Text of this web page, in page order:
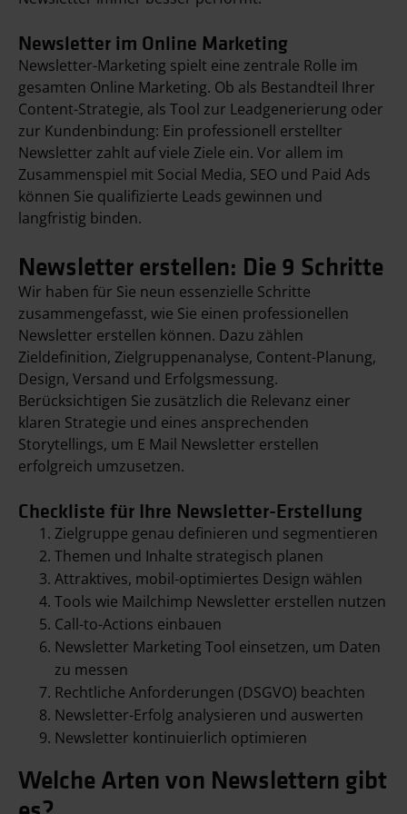
Newsletter im Online Marketing
Newsletter-Marketing spielt eine zentrale Rolle im
gesamten Online Marketing. Ob als Bestandteil Ihrer
Content-Strategie, als Tool zur Leadgenerierung oder
zur Kundenbindung: Ein professionell erstellter
Newsletter zahlt auf viele Ziele ein. Vor allem im
Zusammenspiel mit Social Media, SEO und Paid Ads
können Sie qualifizierte Leads gewinnen und
langfristig binden.
Newsletter erstellen: Die 9 Schritte
Wir haben für Sie neun essenzielle Schritte
zusammengefasst, wie Sie einen professionellen
Newsletter erstellen können. Dazu zählen
Zieldefinition, Zielgruppenanalyse, Content-Planung,
Design, Versand und Erfolgsmessung.
Berücksichtigen Sie zusätzlich die Relevanz einer
klaren Strategie und eines ansprechenden
Storytellings, um E Mail Newsletter erstellen
erfolgreich umzusetzen.
Checkliste für Ihre Newsletter-Erstellung
Zielgruppe genau definieren und segmentieren
Themen und Inhalte strategisch planen
Attraktives, mobil-optimiertes Design wählen
Tools wie Mailchimp Newsletter erstellen nutzen
Call-to-Actions einbauen
Newsletter Marketing Tool einsetzen, um Daten
zu messen
Rechtliche Anforderungen (DSGVO) beachten
Newsletter-Erfolg analysieren und auswerten
Newsletter kontinuierlich optimieren
Welche Arten von Newslettern gibt